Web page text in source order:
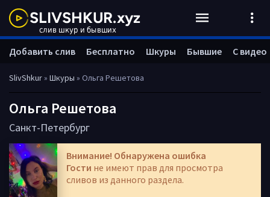
SlivShkur» Шкуры » Ольга Решетова
Ольга Решетова
Санкт-Петербург
Внимание! Обнаружена ошибка
Гости не имеют прав для просмотра
сливов из данного раздела.
Добавить слив Бесплатно Шкуры Бывшие С видео